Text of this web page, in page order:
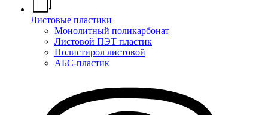
Листовые пластики
Монолитный поликарбонат
Листовой ПЭТ пластик
Полистирол листовой
АБС-пластик